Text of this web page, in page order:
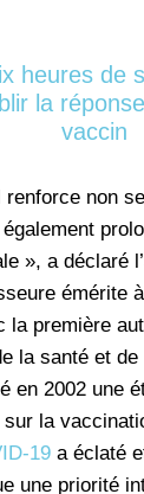
heures de
la
vaccin
non
», a déclaré
émérite
la première
la santé et
en 2002 une
la
19 a éclaté
une priorité